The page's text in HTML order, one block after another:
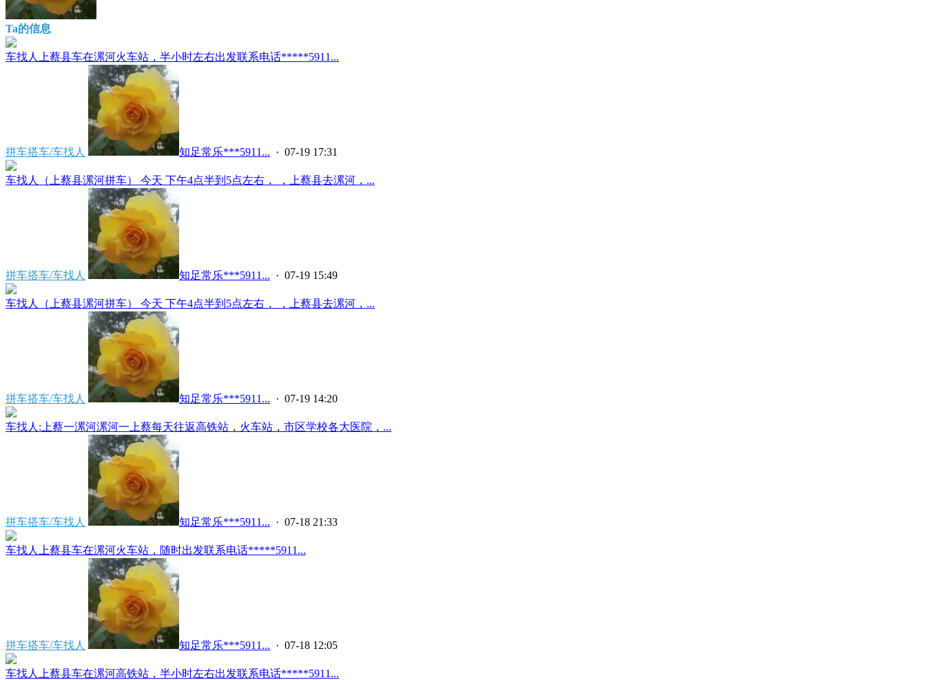
Ta的信息
车找人上蔡县车在漯河火车站，半小时左右出发联系电话*****5911...
拼车搭车/车找人 知足常乐***5911... · 07-19 17:31
车找人（上蔡县漯河拼车） 今天 下午4点半到5点左右， ，上蔡县去漯河，...
拼车搭车/车找人 知足常乐***5911... · 07-19 15:49
车找人（上蔡县漯河拼车） 今天 下午4点半到5点左右， ，上蔡县去漯河，...
拼车搭车/车找人 知足常乐***5911... · 07-19 14:20
车找人:上蔡一漯河漯河一上蔡每天往返高铁站，火车站，市区学校各大医院，...
拼车搭车/车找人 知足常乐***5911... · 07-18 21:33
车找人上蔡县车在漯河火车站，随时出发联系电话*****5911...
拼车搭车/车找人 知足常乐***5911... · 07-18 12:05
车找人上蔡县车在漯河高铁站，半小时左右出发联系电话*****5911...